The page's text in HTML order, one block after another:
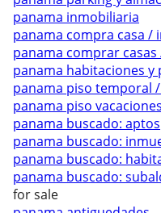
panama inmobiliaria
panama compra casa /
panama comprar
panama habitaciones
panama piso temporal
panama piso vacaciones
panama buscado: aptos
panama buscado:
panama buscado:
panama buscado:
for sale